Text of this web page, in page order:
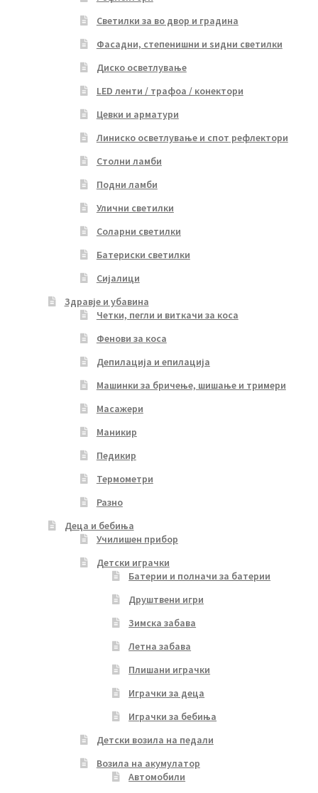
Светилки за во двор и градина
Фасадни, степенишни и ѕидни светилки
Диско осветлување
LED ленти / трафоа / конектори
Цевки и арматури
Линиско осветлување и спот рефлектори
Столни ламби
Подни ламби
Улични светилки
Соларни светилки
Батериски светилки
Сијалици
Здравје и убавина
Четки, пегли и виткачи за коса
Фенови за коса
Депилација и епилација
Машинки за бричење, шишање и тримери
Масажери
Маникир
Педикир
Термометри
Разно
Деца и бебиња
Училишен прибор
Детски играчки
Батерии и полначи за батерии
Друштвени игри
Зимска забава
Летна забава
Плишани играчки
Играчки за деца
Играчки за бебиња
Детски возила на педали
Возила на акумулатор
Автомобили